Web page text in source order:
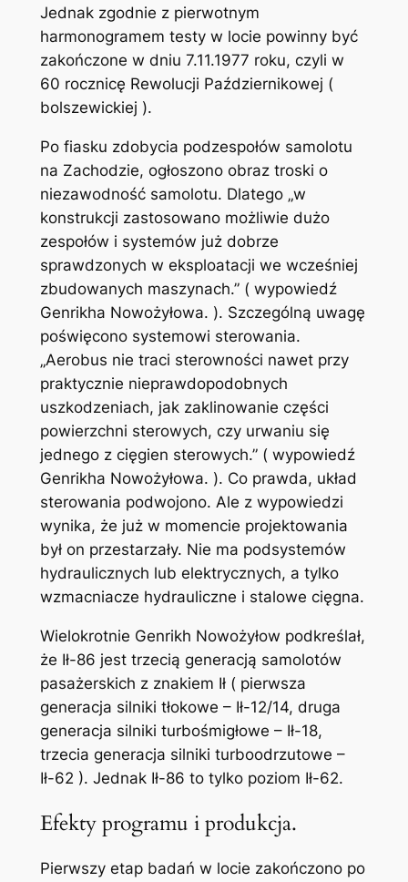
Jednak zgodnie z pierwotnym
harmonogramem testy w locie powinny być
zakończone w dniu 7.11.1977 roku, czyli w
60 rocznicę Rewolucji Październikowej (
bolszewickiej ).
Po fiasku zdobycia podzespołów samolotu
na Zachodzie, ogłoszono obraz troski o
niezawodność samolotu. Dlatego „w
konstrukcji zastosowano możliwie dużo
zespołów i systemów już dobrze
sprawdzonych w eksploatacji we wcześniej
zbudowanych maszynach.” ( wypowiedź
Genrikha Nowożyłowa. ). Szczególną uwagę
poświęcono systemowi sterowania.
„Aerobus nie traci sterowności nawet przy
praktycznie nieprawdopodobnych
uszkodzeniach, jak zaklinowanie części
powierzchni sterowych, czy urwaniu się
jednego z cięgien sterowych.” ( wypowiedź
Genrikha Nowożyłowa. ). Co prawda, układ
sterowania podwojono. Ale z wypowiedzi
wynika, że już w momencie projektowania
był on przestarzały. Nie ma podsystemów
hydraulicznych lub elektrycznych, a tylko
wzmacniacze hydrauliczne i stalowe cięgna.
Wielokrotnie Genrikh Nowożyłow podkreślał,
że Ił-86 jest trzecią generacją samolotów
pasażerskich z znakiem Ił ( pierwsza
generacja silniki tłokowe – Ił-12/14, druga
generacja silniki turbośmigłowe – Ił-18,
trzecia generacja silniki turboodrzutowe –
Ił-62 ). Jednak Ił-86 to tylko poziom Ił-62.
Efekty programu i produkcja.
Pierwszy etap badań w locie zakończono po